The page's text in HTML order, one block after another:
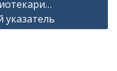
указатель